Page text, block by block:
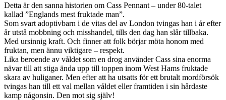
Detta är den sanna historien om Cass Pennant – under 80-talet
kallad ”Englands mest fruktade man”.
Som svart adoptivbarn i de vitas del av London tvingas han i år efter
år utstå mobbning och misshandel, tills den dag han slår tillbaka.
Med ursinnig kraft. Och finner att folk börjar möta honom med
fruktan, men ännu viktigare – respekt.
Lika beroende av våldet som en drog använder Cass sina enorma
nävar till att stiga ända upp till toppen inom West Hams fruktade
skara av huliganer. Men efter att ha utsatts för ett brutalt mordförsök
tvingas han till ett val mellan våldet eller framtiden i sin hårdaste
kamp någonsin. Den mot sig själv!